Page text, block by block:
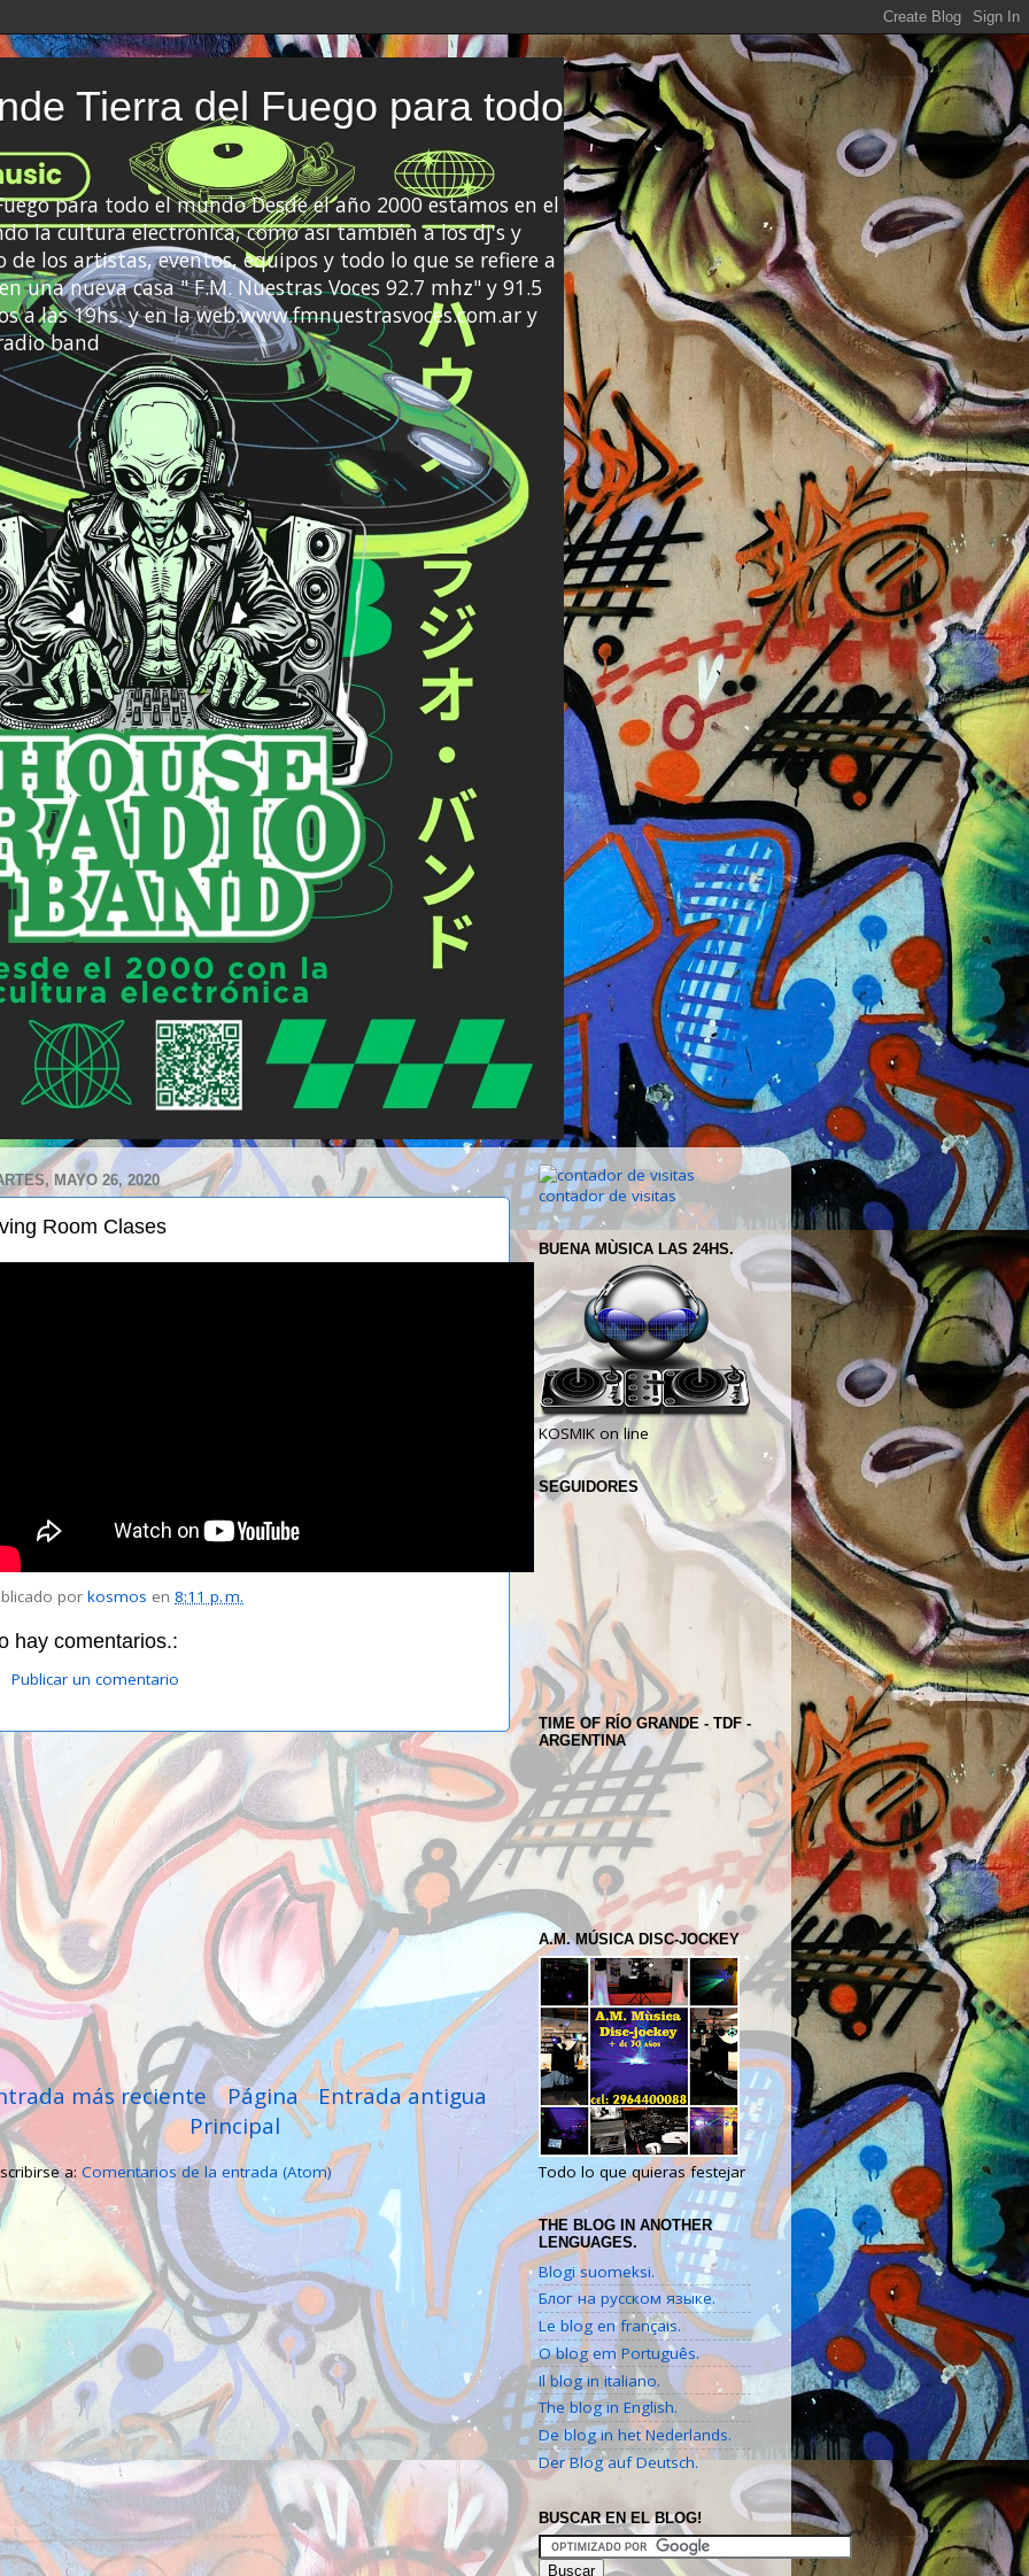
Tierra del Fuego para todo
para todo el mundo Desde el año 2000 estamos en el
la cultura electrónica, como así también a los dj's y
los artistas, eventos, equipos y todo lo que se refiere a
una nueva casa " F.M. Nuestras Voces 92.7 mhz" y 91.5
a las 19hs. y en la web:www.fmnuestrasvoces.com.ar y
band
MAYO 26, 2020
Room Clases
por kosmos en 8:11 p. m.
hay comentarios.:
Publicar un comentario
más reciente Entrada antigua
Página
Principal
a: Comentarios de la entrada (Atom)
contador de visitas
BUENA MÙSICA LAS 24HS.
KOSMIK on line
SEGUIDORES
TIME OF RÍO GRANDE - TDF -
ARGENTINA
A.M. MÚSICA DISC-JOCKEY
Todo lo que quieras festejar
THE BLOG IN ANOTHER
LENGUAGES.
Blogi suomeksi.
Блог на русском языке.
Le blog en français.
O blog em Português.
Il blog in italiano.
The blog in English.
De blog in het Nederlands.
Der Blog auf Deutsch.
BUSCAR EN EL BLOG!